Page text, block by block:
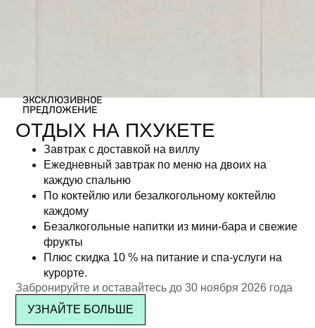
ЭКСКЛЮЗИВНОЕ
ПРЕДЛОЖЕНИЕ
ОТДЫХ НА ПХУКЕТЕ
Завтрак с доставкой на виллу
Ежедневный завтрак по меню на двоих на
каждую спальню
По коктейлю или безалкогольному коктейлю
каждому
Безалкогольные напитки из мини-бара и свежие
фрукты
Плюс скидка 10 % на питание и спа-услуги на
курорте.
Забронируйте и оставайтесь до 30 ноября 2026 года
УЗНАЙТЕ БОЛЬШЕ